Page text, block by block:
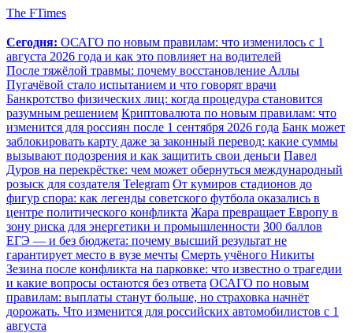
The FTimes
Сегодня: ОСАГО по новым правилам: что изменилось с 1
августа 2026 года и как это повлияет на водителей
После тяжёлой травмы: почему восстановление Аллы
Пугачёвой стало испытанием и что говорят врачи
Банкротство физических лиц: когда процедура становится
разумным решением Криптовалюта по новым правилам: что
изменится для россиян после 1 сентября 2026 года Банк может
заблокировать карту даже за законный перевод: какие суммы
вызывают подозрения и как защитить свои деньги Павел
Дуров на перекрёстке: чем может обернуться международный
розыск для создателя Telegram От кумиров стадионов до
фигур спора: как легенды советского футбола оказались в
центре политического конфликта Жара превращает Европу в
зону риска для энергетики и промышленности 300 баллов
ЕГЭ — и без бюджета: почему высший результат не
гарантирует место в вузе мечты Смерть учёного Никиты
Зезина после конфликта на парковке: что известно о трагедии
и какие вопросы остаются без ответа ОСАГО по новым
правилам: выплаты станут больше, но страховка начнёт
дорожать. Что изменится для российских автомобилистов с 1
августа